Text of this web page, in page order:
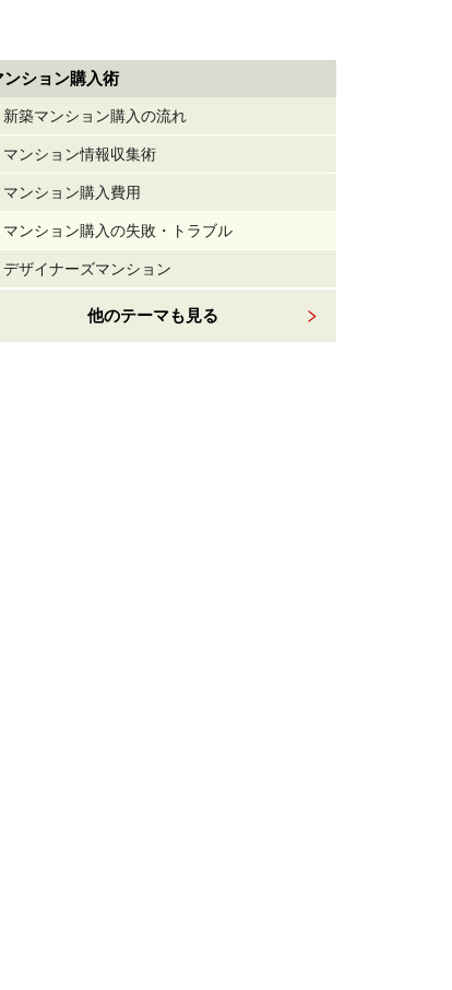
ンション購入術
新築マンション購入の流れ
マンション情報収集術
マンション購入費用
マンション購入の失敗・トラブル
デザイナーズマンション
他のテーマも見る